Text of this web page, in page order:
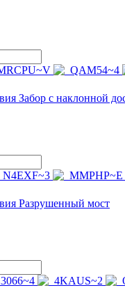
Забор с наклонной
Разрушенный мост